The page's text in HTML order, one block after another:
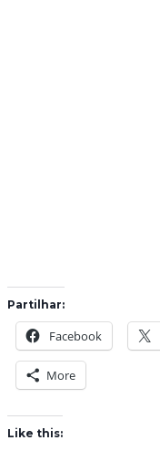
Partilhar:
Facebook
More
Like this: